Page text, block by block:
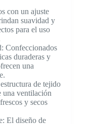
con un ajuste
suavidad y
para el uso
Confeccionados
duraderas y
una
de tejido
una ventilación
y secos
El diseño de